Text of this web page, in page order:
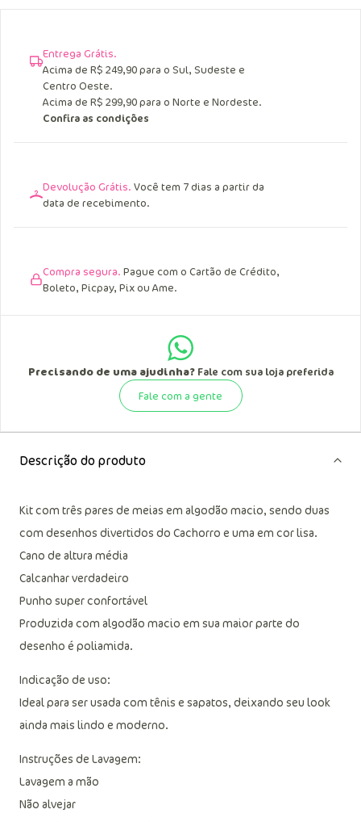
Entrega Grátis.
Acima de R$ 249,90 para o Sul, Sudeste e
Centro Oeste.
Precisando de uma ajudinha?Fale com sua loja preferida
Kit com três pares de meias em algodão macio, sendo duas
com desenhos divertidos do Cachorro e uma em cor lisa.
Cano de altura média
Calcanhar verdadeiro
Punho super confortável
Produzida com algodão macio em sua maior parte do
desenho é poliamida.
Indicação de uso:
Ideal para ser usada com tênis e sapatos, deixando seu look
ainda mais lindo e moderno.
Instruções de Lavagem:
Lavagem a mão